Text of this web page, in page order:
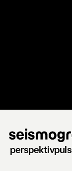
perspektivpuls